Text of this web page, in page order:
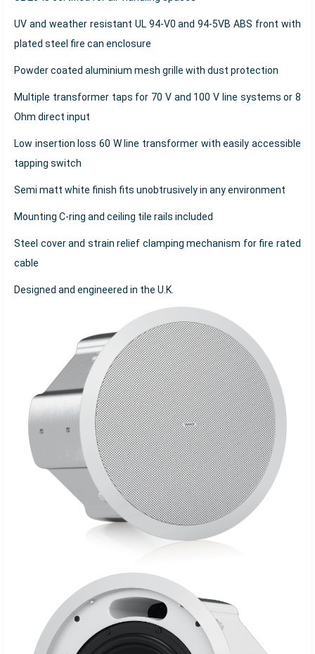
UV and weather resistant UL 94-V0 and 94-5VB ABS front with
plated steel fire can enclosure
Powder coated aluminium mesh grille with dust protection
Multiple transformer taps for 70 V and 100 V line systems or 8
Ohm direct input
Low insertion loss 60 W line transformer with easily accessible
tapping switch
Semi matt white finish fits unobtrusively in any environment
Mounting C-ring and ceiling tile rails included
Steel cover and strain relief clamping mechanism for fire rated
cable
Designed and engineered in the U.K.